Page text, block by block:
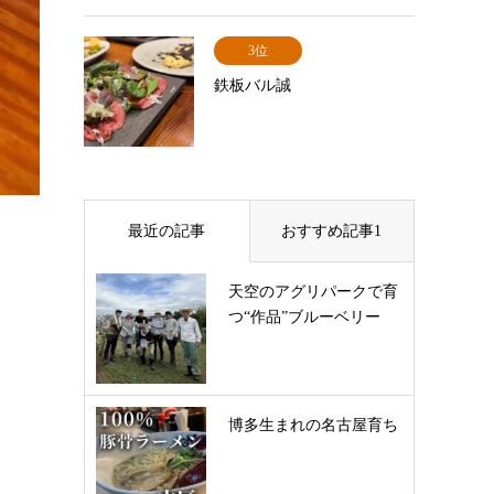
3位
鉄板バル誠
最近の記事 おすすめ記事1
天空のアグリパークで育
つ“作品”ブルーベリー
博多生まれの名古屋育ち